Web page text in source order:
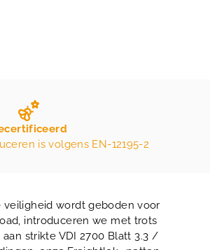
is volgens EN-12195-2
veiligheid wordt geboden voor
introduceren we met trots
strikte VDI 2700 Blatt 3.3 /